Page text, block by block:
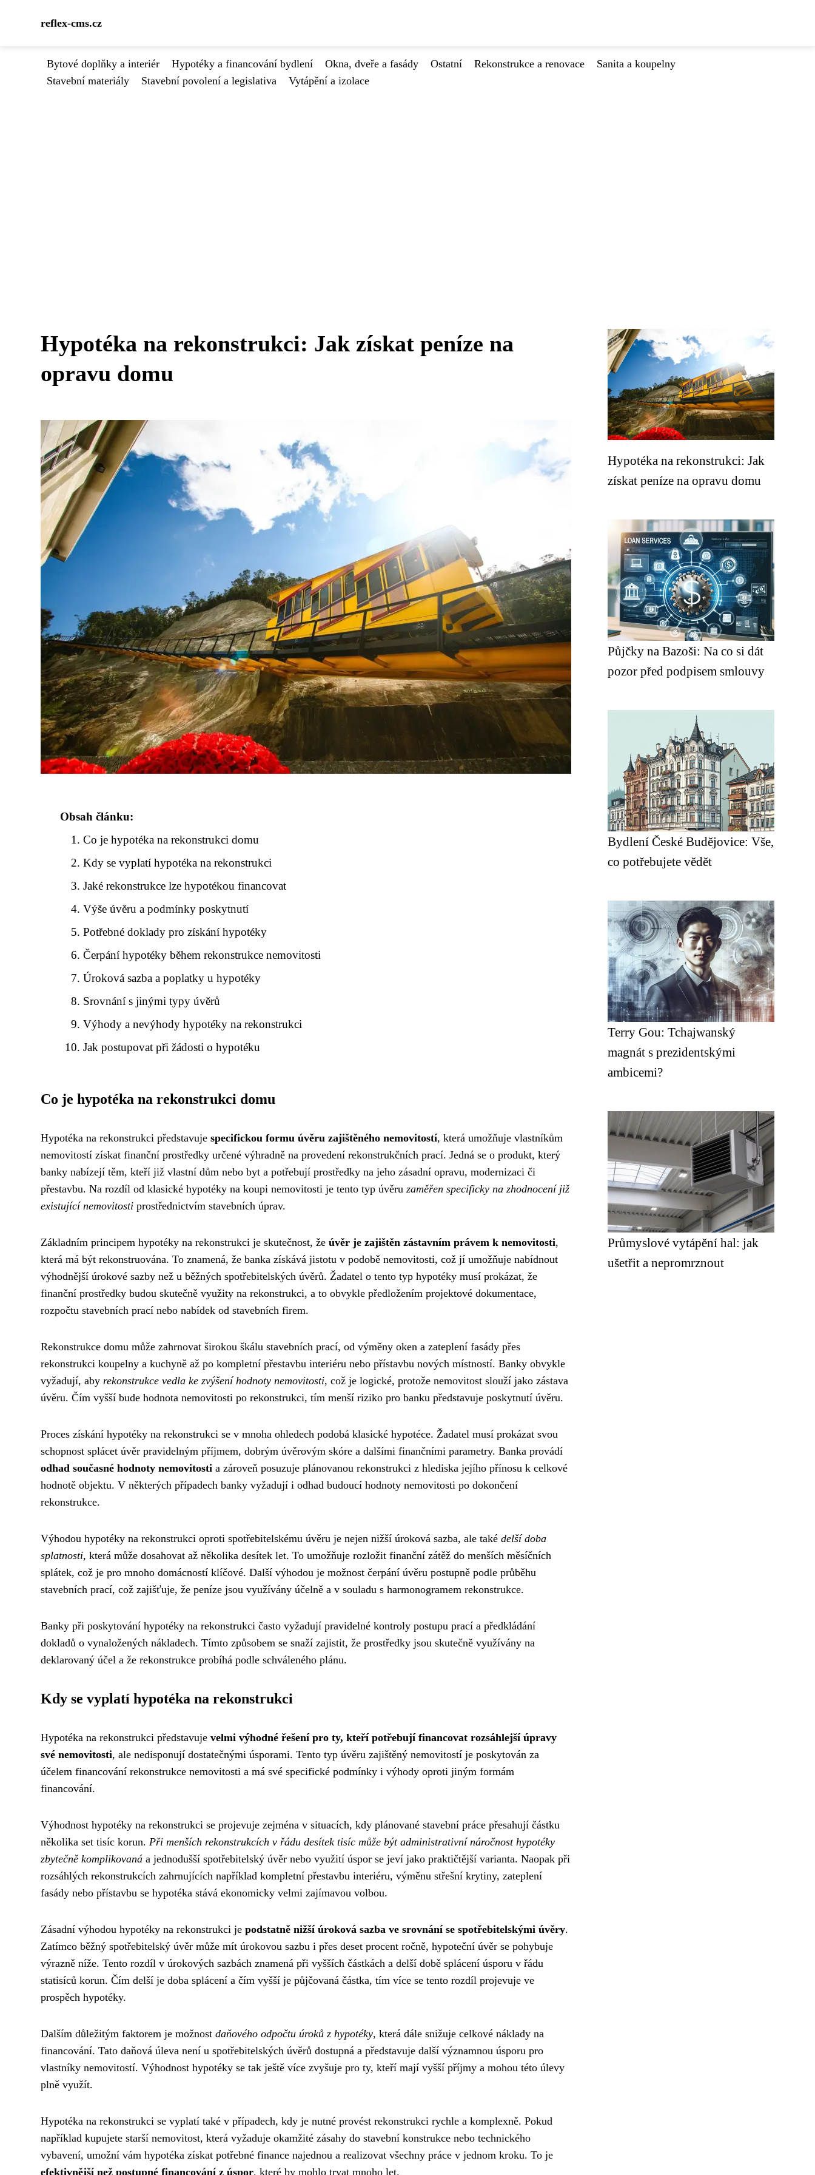
reflex-cms.cz
Bytové doplňky a interiér Hypotéky a financování bydlení Okna, dveře a fasády Ostatní Rekonstrukce a renovace
Sanita a koupelny
Stavební materiály
Stavební povolení a legislativa Vytápění a izolace
Hypotéka na rekonstrukci: Jak získat peníze na
opravu domu
Obsah článku:
Co je hypotéka na rekonstrukci domu
Kdy se vyplatí hypotéka na rekonstrukci
Jaké rekonstrukce lze hypotékou financovat
Výše úvěru a podmínky poskytnutí
Potřebné doklady pro získání hypotéky
Čerpání hypotéky během rekonstrukce nemovitosti
Úroková sazba a poplatky u hypotéky
Srovnání s jinými typy úvěrů
Výhody a nevýhody hypotéky na rekonstrukci
Jak postupovat při žádosti o hypotéku
Co je hypotéka na rekonstrukci domu
Hypotéka na rekonstrukci představuje specifickou formu úvěru zajištěného nemovitostí, která umožňuje vlastníkům
nemovitostí získat finanční prostředky určené výhradně na provedení rekonstrukčních prací. Jedná se o produkt, který
banky nabízejí těm, kteří již vlastní dům nebo byt a potřebují prostředky na jeho zásadní opravu, modernizaci či
přestavbu. Na rozdíl od klasické hypotéky na koupi nemovitosti je tento typ úvěru zaměřen specificky na zhodnocení již
existující nemovitosti prostřednictvím stavebních úprav.
Základním principem hypotéky na rekonstrukci je skutečnost, že úvěr je zajištěn zástavním právem k nemovitosti,
která má být rekonstruována. To znamená, že banka získává jistotu v podobě nemovitosti, což jí umožňuje nabídnout
výhodnější úrokové sazby než u běžných spotřebitelských úvěrů. Žadatel o tento typ hypotéky musí prokázat, že
finanční prostředky budou skutečně využity na rekonstrukci, a to obvykle předložením projektové dokumentace,
rozpočtu stavebních prací nebo nabídek od stavebních firem.
Rekonstrukce domu může zahrnovat širokou škálu stavebních prací, od výměny oken a zateplení fasády přes
rekonstrukci koupelny a kuchyně až po kompletní přestavbu interiéru nebo přístavbu nových místností. Banky obvykle
vyžadují, aby rekonstrukce vedla ke zvýšení hodnoty nemovitosti, což je logické, protože nemovitost slouží jako zástava
úvěru. Čím vyšší bude hodnota nemovitosti po rekonstrukci, tím menší riziko pro banku představuje poskytnutí úvěru.
Proces získání hypotéky na rekonstrukci se v mnoha ohledech podobá klasické hypotéce. Žadatel musí prokázat svou
schopnost splácet úvěr pravidelným příjmem, dobrým úvěrovým skóre a dalšími finančními parametry. Banka provádí
odhad současné hodnoty nemovitosti a zároveň posuzuje plánovanou rekonstrukci z hlediska jejího přínosu k celkové
hodnotě objektu. V některých případech banky vyžadují i odhad budoucí hodnoty nemovitosti po dokončení
rekonstrukce.
Výhodou hypotéky na rekonstrukci oproti spotřebitelskému úvěru je nejen nižší úroková sazba, ale také delší doba
splatnosti, která může dosahovat až několika desítek let. To umožňuje rozložit finanční zátěž do menších měsíčních
splátek, což je pro mnoho domácností klíčové. Další výhodou je možnost čerpání úvěru postupně podle průběhu
stavebních prací, což zajišťuje, že peníze jsou využívány účelně a v souladu s harmonogramem rekonstrukce.
Banky při poskytování hypotéky na rekonstrukci často vyžadují pravidelné kontroly postupu prací a předkládání
dokladů o vynaložených nákladech. Tímto způsobem se snaží zajistit, že prostředky jsou skutečně využívány na
deklarovaný účel a že rekonstrukce probíhá podle schváleného plánu.
Kdy se vyplatí hypotéka na rekonstrukci
Hypotéka na rekonstrukci představuje velmi výhodné řešení pro ty, kteří potřebují financovat rozsáhlejší úpravy
své nemovitosti, ale nedisponují dostatečnými úsporami. Tento typ úvěru zajištěný nemovitostí je poskytován za
účelem financování rekonstrukce nemovitosti a má své specifické podmínky i výhody oproti jiným formám
financování.
Výhodnost hypotéky na rekonstrukci se projevuje zejména v situacích, kdy plánované stavební práce přesahují částku
několika set tisíc korun. Při menších rekonstrukcích v řádu desítek tisíc může být administrativní náročnost hypotéky
zbytečně komplikovaná a jednodušší spotřebitelský úvěr nebo využití úspor se jeví jako praktičtější varianta. Naopak při
rozsáhlých rekonstrukcích zahrnujících například kompletní přestavbu interiéru, výměnu střešní krytiny, zateplení
fasády nebo přístavbu se hypotéka stává ekonomicky velmi zajímavou volbou.
Zásadní výhodou hypotéky na rekonstrukci je podstatně nižší úroková sazba ve srovnání se spotřebitelskými úvěry.
Zatímco běžný spotřebitelský úvěr může mít úrokovou sazbu i přes deset procent ročně, hypoteční úvěr se pohybuje
výrazně níže. Tento rozdíl v úrokových sazbách znamená při vyšších částkách a delší době splácení úsporu v řádu
statisíců korun. Čím delší je doba splácení a čím vyšší je půjčovaná částka, tím více se tento rozdíl projevuje ve
prospěch hypotéky.
Dalším důležitým faktorem je možnost daňového odpočtu úroků z hypotéky, která dále snižuje celkové náklady na
financování. Tato daňová úleva není u spotřebitelských úvěrů dostupná a představuje další významnou úsporu pro
vlastníky nemovitostí. Výhodnost hypotéky se tak ještě více zvyšuje pro ty, kteří mají vyšší příjmy a mohou této úlevy
plně využít.
Hypotéka na rekonstrukci se vyplatí také v případech, kdy je nutné provést rekonstrukci rychle a komplexně. Pokud
například kupujete starší nemovitost, která vyžaduje okamžité zásahy do stavební konstrukce nebo technického
vybavení, umožní vám hypotéka získat potřebné finance najednou a realizovat všechny práce v jednom kroku. To je
efektivnější než postupné financování z úspor, které by mohlo trvat mnoho let.
Hypotéka na rekonstrukci: Jak
získat peníze na opravu domu
Půjčky na Bazoši: Na co si dát
pozor před podpisem smlouvy
Bydlení České Budějovice: Vše,
co potřebujete vědět
Terry Gou: Tchajwanský
magnát s prezidentskými
ambicemi?
Průmyslové vytápění hal: jak
ušetřit a nepromrznout